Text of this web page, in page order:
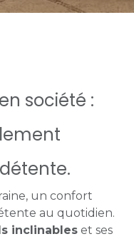
société :
un confort
au quotidien.
inclinables et ses